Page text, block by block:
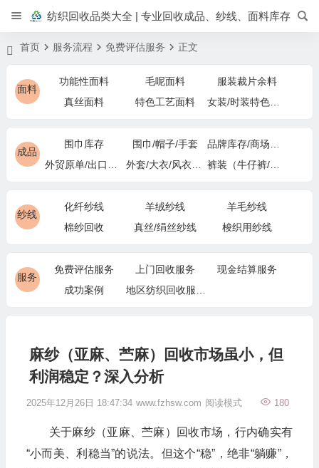
纺织回收品类大全 | 专业回收成品、纱线、面料库存
首页 服务流程 免费评估服务 正文
面料
功能性面料 毛呢面料
服装裁片余料
真丝面料
特色工艺面料
成品
围巾库存 围巾/帽子/手套
纱线
化纤纱线 羊绒纱线
羊毛纱线
棉纱回收
真丝/绢丝纱线 梭织用纱线
服务
免费评估服务 上门回收服务
现金结算服务
成功案例
麻纱（亚麻、苎麻）回收市场虽小，但
利润稳定？深入分析
2025年12月26日 18:47:34 www.fzhsw.com 180
阅读模式
关于麻纱（亚麻、苎麻）回收市场，行内确实有
“小而美、利稳当”的说法。但这个“稳”，绝非“躺赚”，